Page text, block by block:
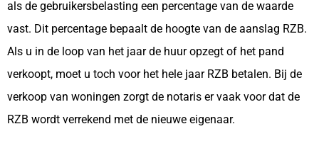
als de gebruikersbelasting een percentage van de waarde
vast. Dit percentage bepaalt de hoogte van de aanslag RZB.
Als u in de loop van het jaar de huur opzegt of het pand
verkoopt, moet u toch voor het hele jaar RZB betalen. Bij de
verkoop van woningen zorgt de notaris er vaak voor dat de
RZB wordt verrekend met de nieuwe eigenaar.